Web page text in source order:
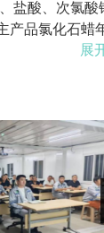
盐酸、次氯酸
品氯化石蜡
、润滑油等行
年广西壮族自
环境
区专精特新中
壮族自治区
柳州市鹿寨县
进集团发展成
展